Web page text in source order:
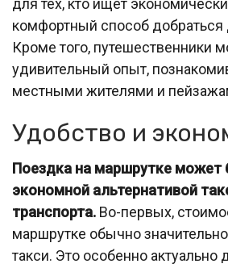
для тех, кто ищет
комфортный способ добраться
Кроме того, путешественники
удивительный опыт,
местными жителями и
Удобство и
Поездка на маршрутке может
экономной альтернативой
транспорта. Во-первых,
маршрутке обычно
такси. Это особенно актуально